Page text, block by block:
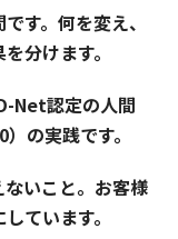
す。何を変え、
分けます。
Net認定の人間
の実践です。
いこと。お客様
ています。